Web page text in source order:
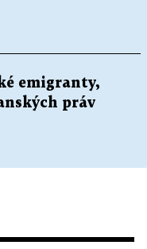
emigranty,
práv